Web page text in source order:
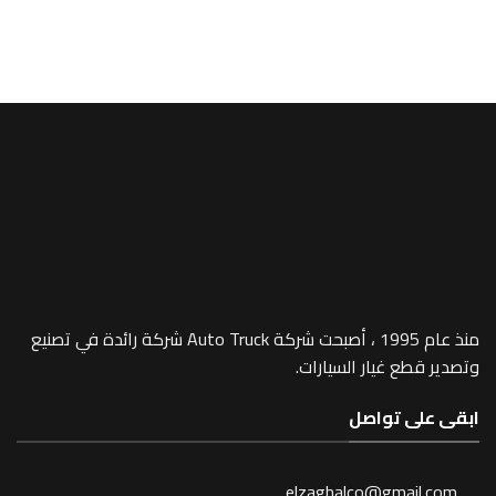
منذ عام 1995 ، أصبحت شركة Auto Truck شركة رائدة في تصنيع
غيار السيارات.
تواصل